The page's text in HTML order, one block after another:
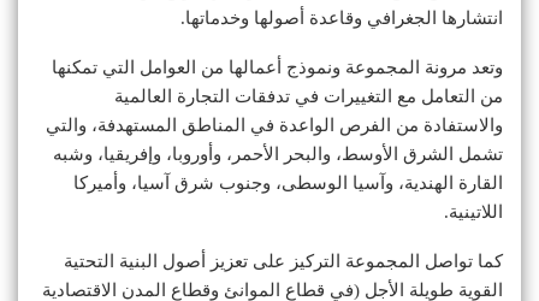
انتشارها الجغرافي وقاعدة أصولها وخدماتها.
وتعد مرونة المجموعة ونموذج أعمالها من العوامل التي تمكنها
من التعامل مع التغييرات في تدفقات التجارة العالمية
والاستفادة من الفرص الواعدة في المناطق المستهدفة، والتي
تشمل الشرق الأوسط، والبحر الأحمر، وأوروبا، وإفريقيا، وشبه
القارة الهندية، وآسيا الوسطى، وجنوب شرق آسيا، وأميركا
اللاتينية.
كما تواصل المجموعة التركيز على تعزيز أصول البنية التحتية
القوية طويلة الأجل (في قطاع الموانئ وقطاع المدن الاقتصادية